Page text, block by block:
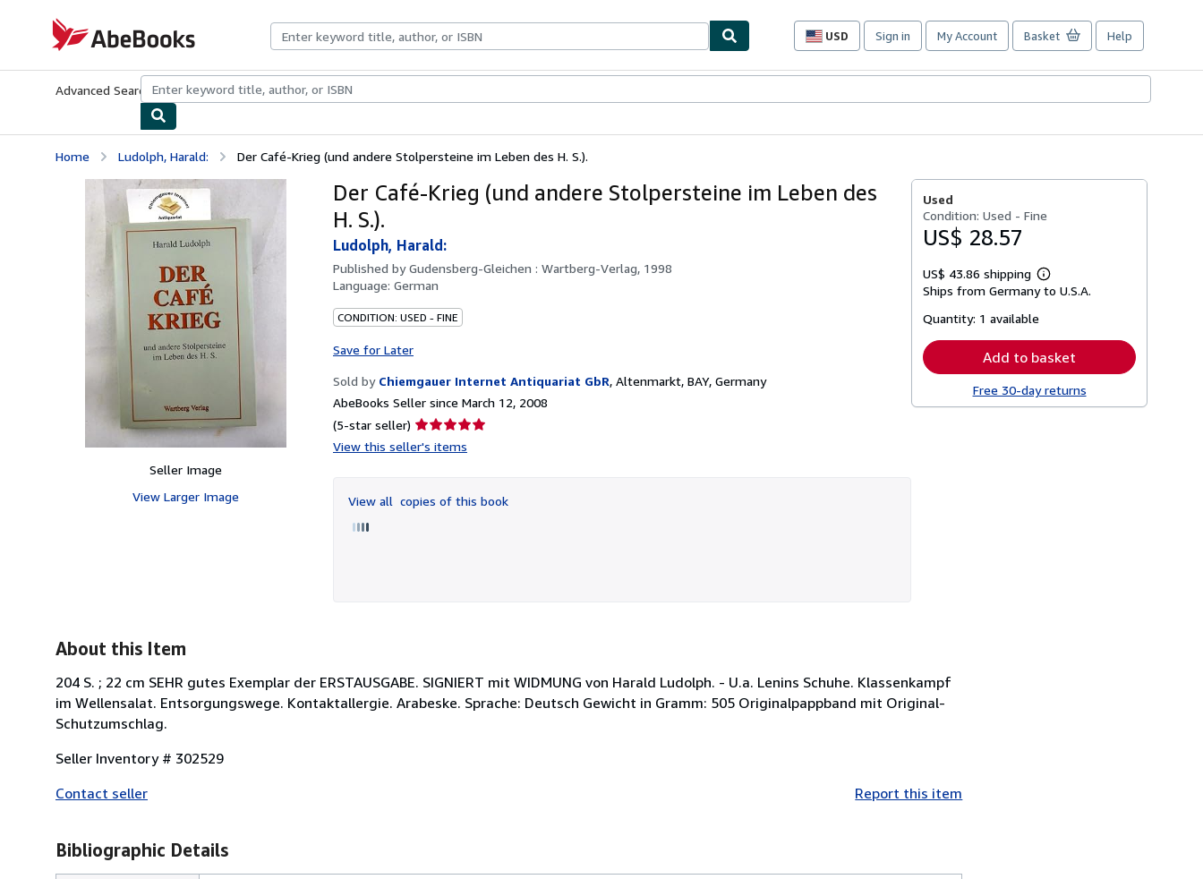
AbeBooks.com
USD
Site
preferences
Sign in My Account Basket Help
Advanced Search Browse CollectionsRare BooksArt & Collectibles
Home Ludolph, Harald: Der Café-Krieg (und andere Stolpersteine im Leben des H. S.).
Seller Image
View Larger Image
Der Café-Krieg (und andere Stolpersteine im Leben des
H. S.).
Ludolph, Harald:
Published byGudensberg-Gleichen : Wartberg-Verlag, 1998
Language: German
CONDITION: USED - FINE
Save for Later
Sold by Chiemgauer Internet Antiquariat GbR, Altenmarkt, BAY, Germany
AbeBooks Seller since March 12, 2008
(5-star seller) Seller
rating
of
5
View this seller's items
View all copies of this book
Used
Condition: Used - Fine
US$ 28.57
US$ 43.86 shipping
Learn
more
Ships from Germany to U.S.A.
Quantity: 1 available
Add to basket
Free 30-day returns
About this Item
204 S. ; 22 cm SEHR gutes Exemplar der ERSTAUSGABE. SIGNIERT mit WIDMUNG von Harald Ludolph. - U.a. Lenins Schuhe. Klassenkampf
im Wellensalat. Entsorgungswege. Kontaktallergie. Arabeske. Sprache: Deutsch Gewicht in Gramm: 505 Originalpappband mit Original-
Schutzumschlag.
Seller Inventory # 302529
Contact seller
Report this item
Bibliographic Details